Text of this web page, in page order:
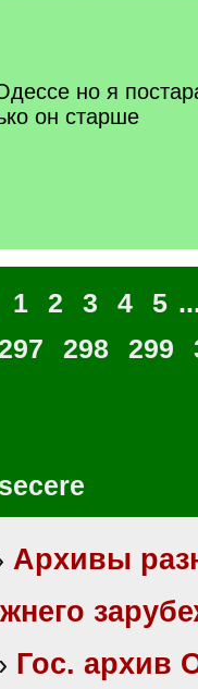
но я
он старше
1 2 3 4 5
298 299
secere
Архивы
Гос. архив